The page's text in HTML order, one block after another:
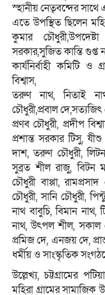
স্হানীয় নেতৃবন্দের
এতে উপস্থিত ছিলেন
কুমার
সরকার,সুজিত কান্তি
কার্যনির্বাহী কমিটি
বিশ্বাস,
তরুণ নাথ, নিতাই
চৌধুরী,প্রবাল
প্রণব চৌধুরী, প্রদীপ
প্রশান্ত সরকার টিসু,
দাশ, তরুণ চৌধুরী,
সুব্রত শীল রাজু, বিটন
চৌধুরী বাপ্পা,
চৌধুরী, সানি চৌধুরী,
নাথ বাবুচি, বিমান নাথ,
নাথ, উৎপল শীল, সকাল
প্রমিজ দে, এনজয় দে,
ধর্মীয় ও সাংস্কৃতিক
উল্লেখ্য, চট্টগ্রামের
মহিরা গ্রামের সামাজিক